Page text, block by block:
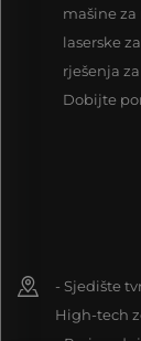
mašine za
laserske
rješenja
Dobijte
- Sjedište
High-tech